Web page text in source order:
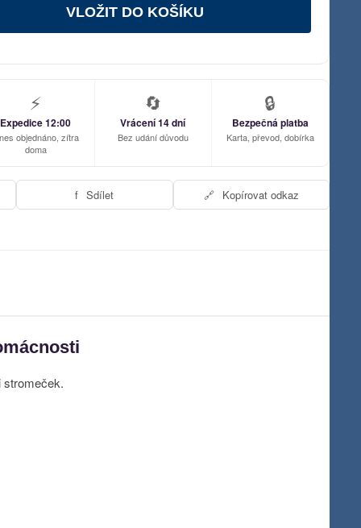
VLOŽIT DO KOŠÍKU
⚡
Expedice 12:00
objednáno, zítra
doma
🔄
Vrácení 14 dní
Bez udání důvodu
🔒
Bezpečná platba
Karta, převod, dobírka
f Sdílet 🔗 Kopírovat odkaz
stromeček.